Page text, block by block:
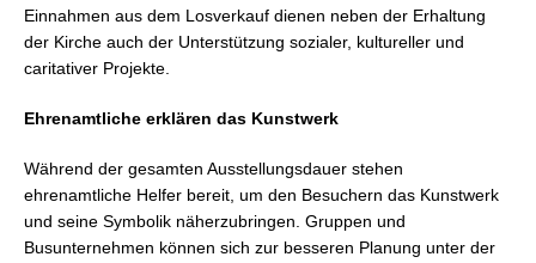
Einnahmen aus dem Losverkauf dienen neben der Erhaltung
der Kirche auch der Unterstützung sozialer, kultureller und
caritativer Projekte.
Ehrenamtliche erklären das Kunstwerk
Während der gesamten Ausstellungsdauer stehen
ehrenamtliche Helfer bereit, um den Besuchern das Kunstwerk
und seine Symbolik näherzubringen. Gruppen und
Busunternehmen können sich zur besseren Planung unter der